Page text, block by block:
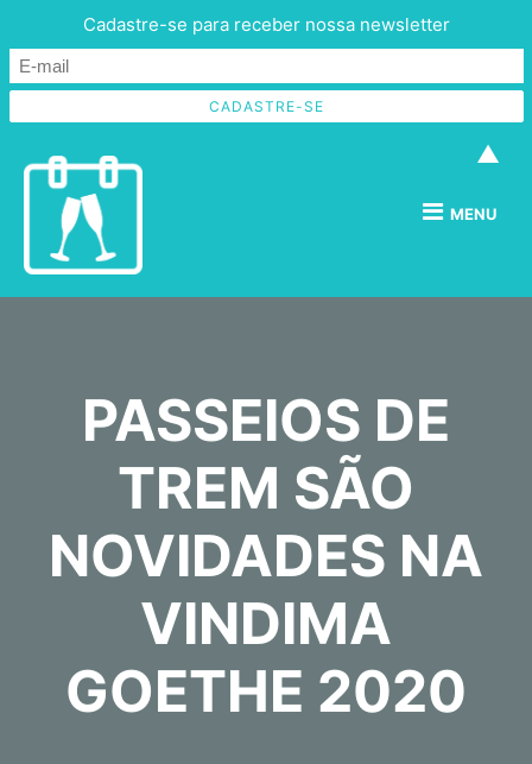
MENU
PASSEIOS DE
TREM SÃO
NOVIDADES NA
VINDIMA
GOETHE 2020
Cadastre-se para receber nossa newsletter
▲